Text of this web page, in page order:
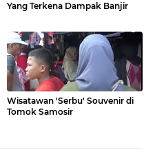
Yang Terkena Dampak Banjir
Wisatawan 'Serbu' Souvenir di
Tomok Samosir